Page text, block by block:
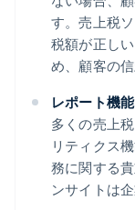
す。売上税
税額が正し
め、顧客の
レポート機
多くの売上
リティクス
務に関する
ンサイトは